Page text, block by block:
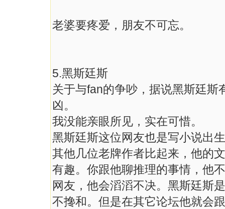
老婆要疼爱，朋友不可忘。
5.黑斯廷斯
关于与fan的争吵，据说黑斯廷
凶。
我没能亲眼所见，实在可惜。
黑斯廷斯这位网友也是写小说出
其他几位老牌作者比起来，他的
有趣。你跟他聊推理的事情，他
网友，他会滔滔不决。黑斯廷斯
不搀和。但是在其它论坛他就会